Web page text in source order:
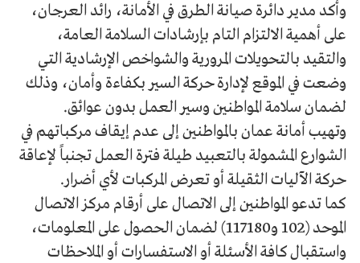
وأكد مدير دائرة صيانة الطرق في الأمانة، رائد العرجان،
على أهمية الالتزام التام بإرشادات السلامة العامة،
والتقيد بالتحويلات المرورية والشواخص الإرشادية التي
وضعت في الموقع لإدارة حركة السير بكفاءة وأمان، وذلك
لضمان سلامة المواطنين وسير العمل بدون عوائق.
وتهيب أمانة عمان بالمواطنين إلى عدم إيقاف مركباتهم في
الشوارع المشمولة بالتعبيد طيلة فترة العمل تجنباً لإعاقة
حركة الآليات الثقيلة أو تعرض المركبات لأي أضرار.
كما تدعو المواطنين إلى الاتصال على أرقام مركز الاتصال
الموحد (102 و117180) لضمان الحصول على المعلومات،
واستقبال كافة الأسئلة أو الاستفسارات أو الملاحظات